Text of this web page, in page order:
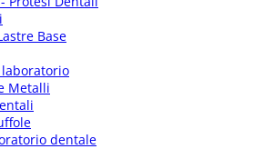
Base
Metalli
dentale